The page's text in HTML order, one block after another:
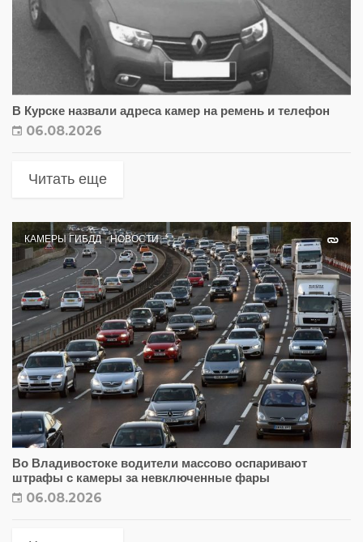
В Курске назвали адреса камер на ремень и телефон
06.08.2026
Читать еще
КАМЕРЫ ГИБДД НОВОСТИ
Во Владивостоке водители массово оспаривают
штрафы с камеры за невключенные фары
06.08.2026